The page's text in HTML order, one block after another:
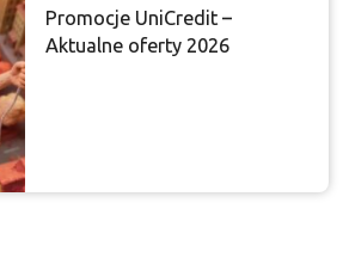
Promocje UniCredit –
Aktualne oferty 2026